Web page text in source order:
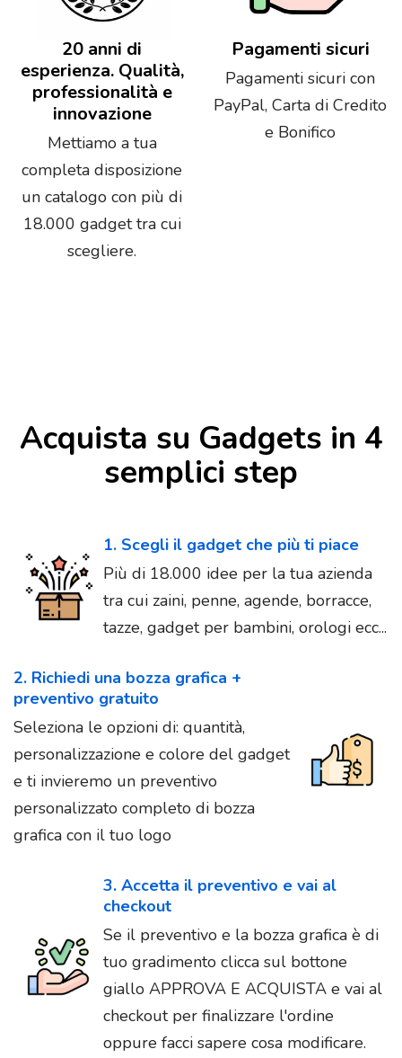
20 anni di
esperienza. Qualità,
professionalità e
innovazione
Mettiamo a tua
completa disposizione
un catalogo con più di
18.000 gadget tra cui
scegliere.
Pagamenti sicuri
Pagamenti sicuri con
PayPal, Carta di Credito
e Bonifico
Acquista su Gadgets in 4
semplici step
1. Scegli il gadget che più ti piace
Più di 18.000 idee per la tua azienda
tra cui zaini, penne, agende, borracce,
tazze, gadget per bambini, orologi ecc...
2. Richiedi una bozza grafica +
preventivo gratuito
Seleziona le opzioni di: quantità,
personalizzazione e colore del gadget
e ti invieremo un preventivo
personalizzato completo di bozza
grafica con il tuo logo
3. Accetta il preventivo e vai al
checkout
Se il preventivo e la bozza grafica è di
tuo gradimento clicca sul bottone
giallo APPROVA E ACQUISTA e vai al
checkout per finalizzare l'ordine
oppure facci sapere cosa modificare.